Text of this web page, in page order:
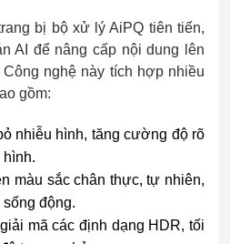
bị bộ xử lý AiPQ tiên tiến,
AI để nâng cấp nội dung lên
nghệ này tích hợp nhiều
gồm:
nhiễu hình, tăng cường độ rõ
hình.
màu sắc chân thực, tự nhiên,
động.
mã các định dạng HDR, tối